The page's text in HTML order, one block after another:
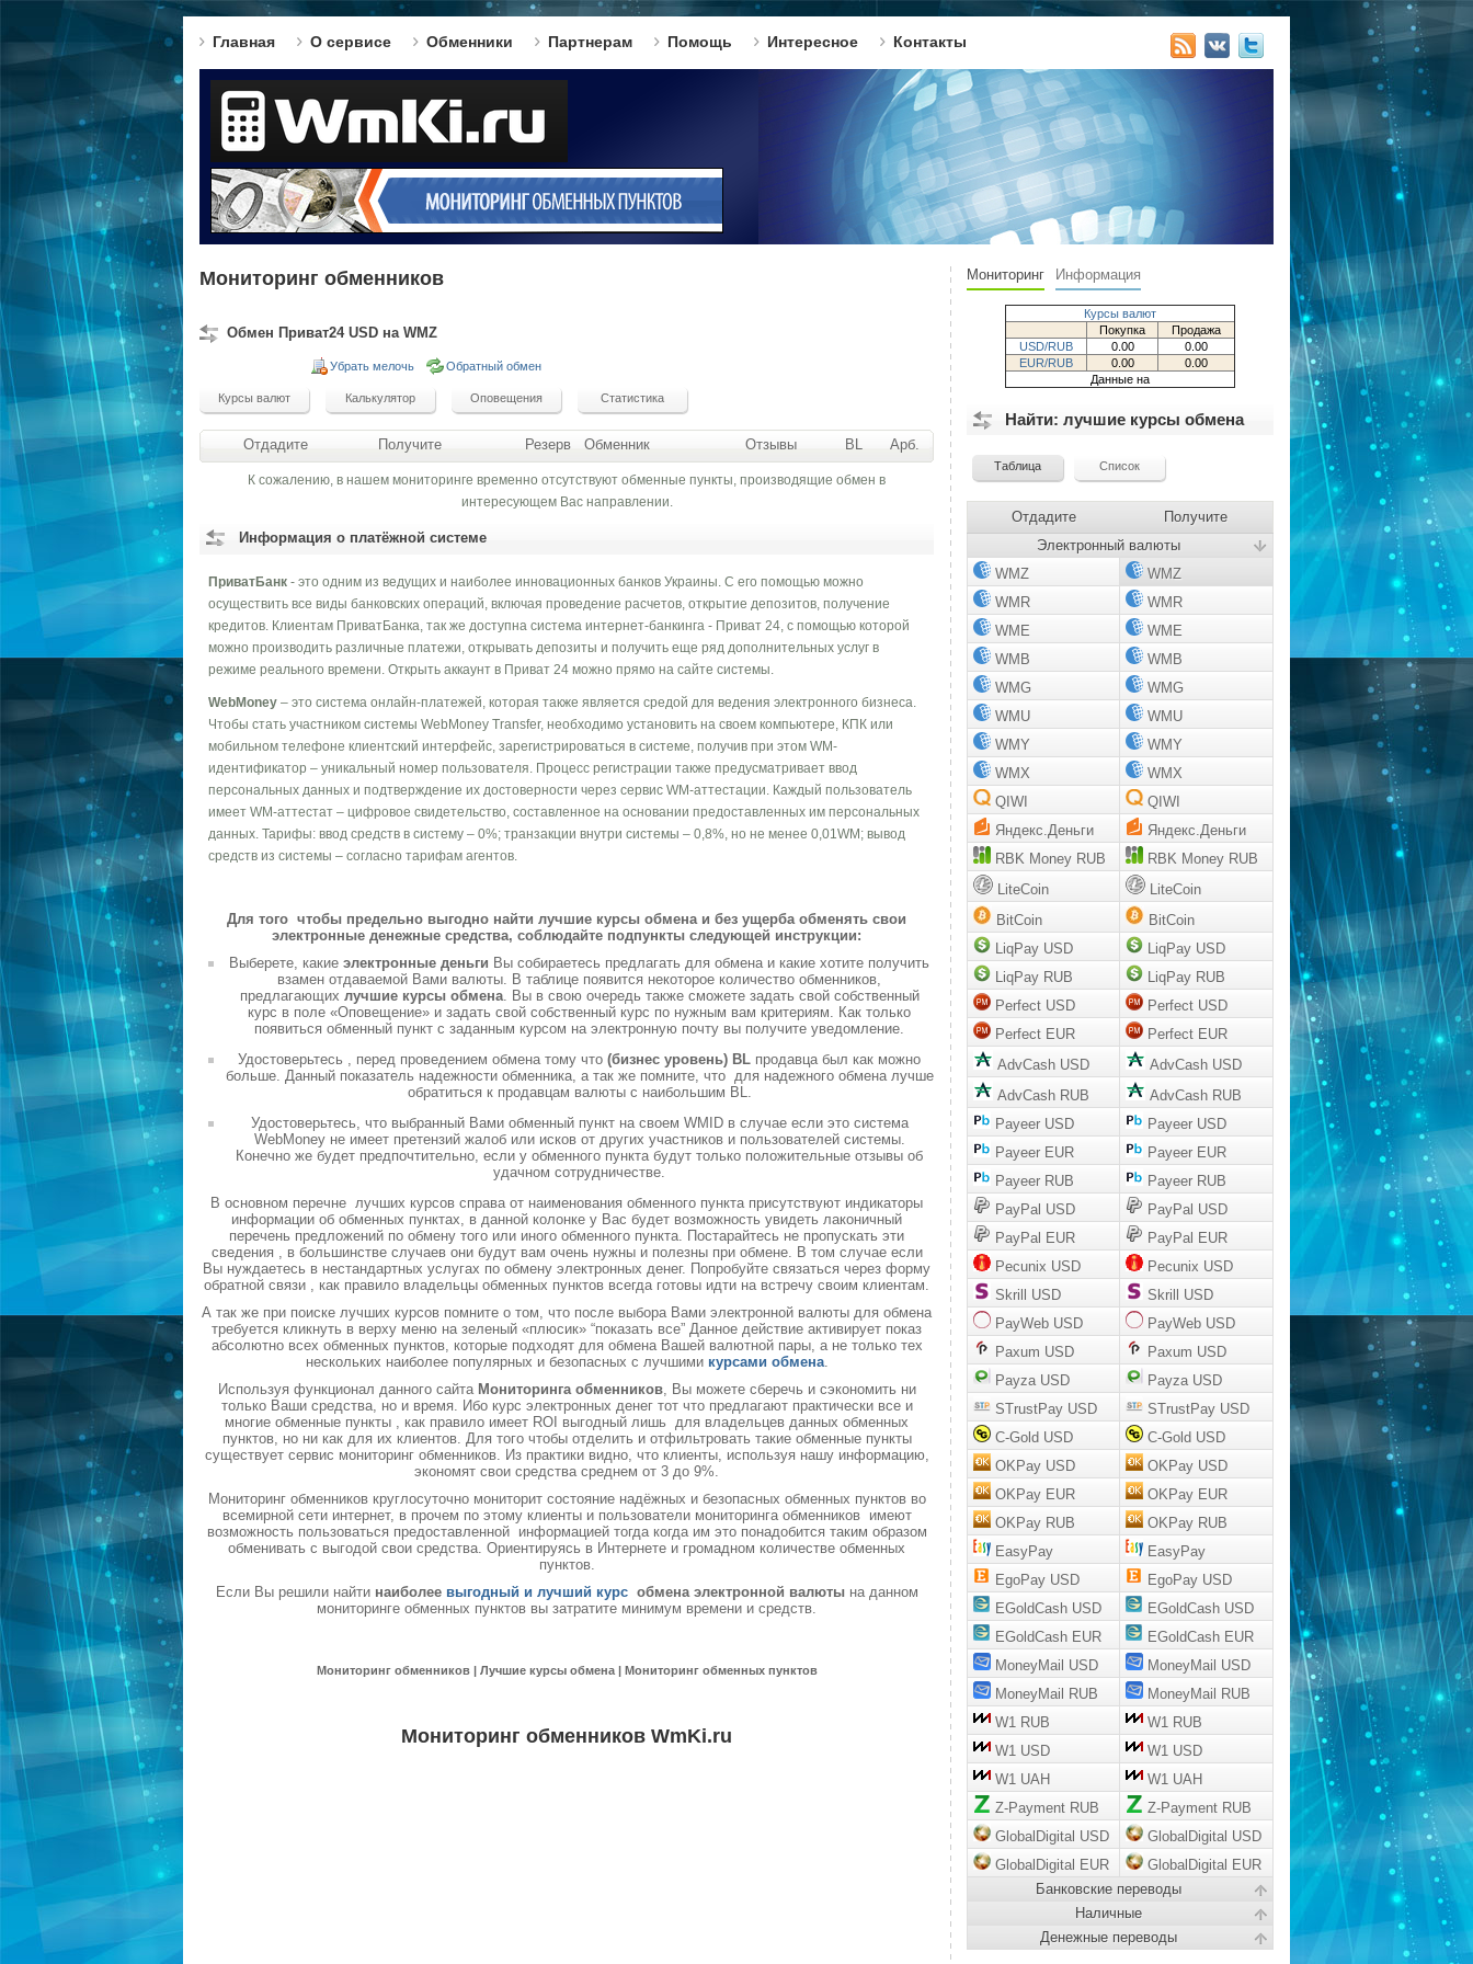
Главная О сервисе Обменники Партнерам Помощь Интересное Контакты
Мониторинг обменников
Обмен Приват24 USD на WMZ
Убрать мелочь Обратный обмен
Отдадите Получите Резерв Обменник Отзывы BL Арб.
К сожалению, в нашем мониторинге временно отсутствуют обменные пункты, производящие обмен в
интересующем Вас направлении.
Информация о платёжной системе
ПриватБанк - это одним из ведущих и наиболее инновационных банков Украины. С его помощью можно
осуществить все виды банковских операций, включая проведение расчетов, открытие депозитов, получение
кредитов. Клиентам ПриватБанка, так же доступна система интернет-банкинга - Приват 24, c помощью которой
можно производить различные платежи, открывать депозиты и получить еще ряд дополнительных услуг в
режиме реального времени. Открыть аккаунт в Приват 24 можно прямо на сайте системы.
WebMoney – это система онлайн-платежей, которая также является средой для ведения электронного бизнеса.
Чтобы стать участником системы WebMoney Transfer, необходимо установить на своем компьютере, КПК или
мобильном телефоне клиентский интерфейс, зарегистрироваться в системе, получив при этом WM-
идентификатор – уникальный номер пользователя. Процесс регистрации также предусматривает ввод
персональных данных и подтверждение их достоверности через сервис WM-аттестации. Каждый пользователь
имеет WM-аттестат – цифровое свидетельство, составленное на основании предоставленных им персональных
данных. Тарифы: ввод средств в систему – 0%; транзакции внутри системы – 0,8%, но не менее 0,01WM; вывод
средств из системы – согласно тарифам агентов.
Для того чтобы предельно выгодно найти лучшие курсы обмена и без ущерба обменять свои
электронные денежные средства, соблюдайте подпункты следующей инструкции:
Выберете, какие электронные деньги Вы собираетесь предлагать для обмена и какие хотите получить
взамен отдаваемой Вами валюты. В таблице появится некоторое количество обменников,
предлагающих лучшие курсы обмена. Вы в свою очередь также сможете задать свой собственный
курс в поле «Оповещение» и задать свой собственный курс по нужным вам критериям. Как только
появиться обменный пункт с заданным курсом на электронную почту вы получите уведомление.
Удостоверьтесь , перед проведением обмена тому что (бизнес уровень) BL продавца был как можно
больше. Данный показатель надежности обменника, а так же помните, что для надежного обмена лучше
обратиться к продавцам валюты с наибольшим BL.
Удостоверьтесь, что выбранный Вами обменный пункт на своем WMID в случае если это система
WebMoney не имеет претензий жалоб или исков от других участников и пользователей системы.
Конечно же будет предпочтительно, если у обменного пункта будут только положительные отзывы об
удачном сотрудничестве.
В основном перечне лучших курсов справа от наименования обменного пункта присутствуют индикаторы
информации об обменных пунктах, в данной колонке у Вас будет возможность увидеть лаконичный
перечень предложений по обмену того или иного обменного пункта. Постарайтесь не пропускать эти
сведения , в большинстве случаев они будут вам очень нужны и полезны при обмене. В том случае если
Вы нуждаетесь в нестандартных услугах по обмену электронных денег. Попробуйте связаться через форму
обратной связи , как правило владельцы обменных пунктов всегда готовы идти на встречу своим клиентам.
А так же при поиске лучших курсов помните о том, что после выбора Вами электронной валюты для обмена
требуется кликнуть в верху меню на зеленый «плюсик» “показать все” Данное действие активирует показ
абсолютно всех обменных пунктов, которые подходят для обмена Вашей валютной пары, а не только тех
нескольких наиболее популярных и безопасных с лучшими курсами обмена.
Используя функционал данного сайта Мониторинга обменников, Вы можете сберечь и сэкономить ни
только Ваши средства, но и время. Ибо курс электронных денег тот что предлагают практически все и
многие обменные пункты , как правило имеет ROI выгодный лишь для владельцев данных обменных
пунктов, но ни как для их клиентов. Для того чтобы отделить и отфильтровать такие обменные пункты
существует сервис мониторинг обменников. Из практики видно, что клиенты, используя нашу информацию,
экономят свои средства среднем от 3 до 9%.
Мониторинг обменников круглосуточно мониторит состояние надёжных и безопасных обменных пунктов во
всемирной сети интернет, в прочем по этому клиенты и пользователи мониторинга обменников имеют
возможность пользоваться предоставленной информацией тогда когда им это понадобится таким образом
обменивать с выгодой свои средства. Ориентируясь в Интернете и громадном количестве обменных
пунктов.
Если Вы решили найти наиболее выгодный и лучший курс обмена электронной валюты на данном
мониторинге обменных пунктов вы затратите минимум времени и средств.
Мониторинг обменников | Лучшие курсы обмена | Мониторинг обменных пунктов
Мониторинг обменников WmKi.ru
Мониторинг Информация
Курсы валют
Покупка
Продажа
USD/RUB
0.00
0.00
EUR/RUB
0.00
0.00
Данные на
Найти: лучшие курсы обмена
Отдадите
Получите
Электронный валюты
WMZ
WMZ
WMR
WMR
WME
WME
WMB
WMB
WMG
WMG
WMU
WMU
WMY
WMY
WMX
WMX
QIWI
QIWI
Яндекс.Деньги
Яндекс.Деньги
RBK Money RUB
RBK Money RUB
LiteCoin
LiteCoin
BitCoin
BitCoin
LiqPay USD
LiqPay USD
LiqPay RUB
LiqPay RUB
Perfect USD
Perfect USD
Perfect EUR
Perfect EUR
AdvCash USD
AdvCash USD
AdvCash RUB
AdvCash RUB
Payeer USD
Payeer USD
Payeer EUR
Payeer EUR
Payeer RUB
Payeer RUB
PayPal USD
PayPal USD
PayPal EUR
PayPal EUR
Pecunix USD
Pecunix USD
Skrill USD
Skrill USD
PayWeb USD
PayWeb USD
Paxum USD
Paxum USD
Payza USD
Payza USD
STrustPay USD
STrustPay USD
C-Gold USD
C-Gold USD
OKPay USD
OKPay USD
OKPay EUR
OKPay EUR
OKPay RUB
OKPay RUB
EasyPay
EasyPay
EgoPay USD
EgoPay USD
EGoldCash USD
EGoldCash USD
EGoldCash EUR
EGoldCash EUR
MoneyMail USD
MoneyMail USD
MoneyMail RUB
MoneyMail RUB
W1 RUB
W1 RUB
W1 USD
W1 USD
W1 UAH
W1 UAH
Z-Payment RUB
Z-Payment RUB
GlobalDigital USD
GlobalDigital USD
GlobalDigital EUR
GlobalDigital EUR
Банковские переводы
Наличные
Денежные переводы